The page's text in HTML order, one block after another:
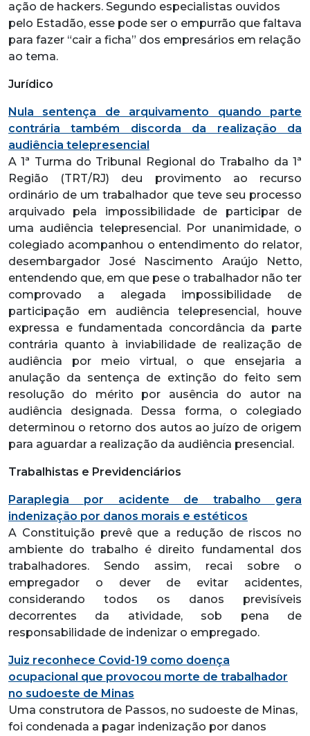
ação de hackers. Segundo especialistas ouvidos
pelo Estadão, esse pode ser o empurrão que faltava
para fazer “cair a ficha” dos empresários em relação
ao tema.
Jurídico
Nula sentença de arquivamento quando parte
contrária também discorda da realização da
audiência telepresencial
A 1ª Turma do Tribunal Regional do Trabalho da 1ª
Região (TRT/RJ) deu provimento ao recurso
ordinário de um trabalhador que teve seu processo
arquivado pela impossibilidade de participar de
uma audiência telepresencial. Por unanimidade, o
colegiado acompanhou o entendimento do relator,
desembargador José Nascimento Araújo Netto,
entendendo que, em que pese o trabalhador não ter
comprovado a alegada impossibilidade de
participação em audiência telepresencial, houve
expressa e fundamentada concordância da parte
contrária quanto à inviabilidade de realização de
audiência por meio virtual, o que ensejaria a
anulação da sentença de extinção do feito sem
resolução do mérito por ausência do autor na
audiência designada. Dessa forma, o colegiado
determinou o retorno dos autos ao juízo de origem
para aguardar a realização da audiência presencial.
Trabalhistas e Previdenciários
Paraplegia por acidente de trabalho gera
indenização por danos morais e estéticos
A Constituição prevê que a redução de riscos no
ambiente do trabalho é direito fundamental dos
trabalhadores. Sendo assim, recai sobre o
empregador o dever de evitar acidentes,
considerando todos os danos previsíveis
decorrentes da atividade, sob pena de
responsabilidade de indenizar o empregado.
Juiz reconhece Covid-19 como doença
ocupacional que provocou morte de trabalhador
no sudoeste de Minas
Uma construtora de Passos, no sudoeste de Minas,
foi condenada a pagar indenização por danos